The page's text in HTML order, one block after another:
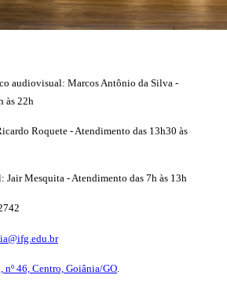
audiovisual: Marcos Antônio da Silva -
às 22h
Roquete - Atendimento das 13h30 às
Mesquita - Atendimento das 7h às 13h
nº 46, Centro, Goiânia/GO